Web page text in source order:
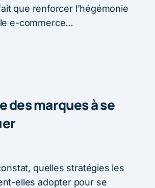
que renforcer l’hégémonie
le e-commerce…
des marques à se
quelles stratégies les
elles adopter pour se